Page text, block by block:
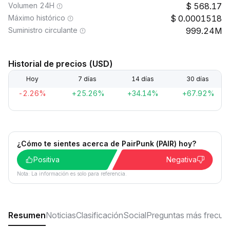
Volumen 24H 568.17
Máximo histórico 0.0001518
Suministro circulante 999.24M
Historial de precios (USD)
Hoy 7 días 14 días 30 días
-2.26% +25.26% +34.14% +67.92%
¿Cómo te sientes acerca de PairPunk (PAIR) hoy?
Positiva
Negativa
Nota: La información es solo para referencia.
ResumenNoticiasClasificaciónSocialPreguntas más